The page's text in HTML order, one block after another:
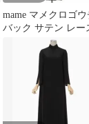
mame マメクロゴウ
バック サテン レー
刺繍 ドレス ワンピ